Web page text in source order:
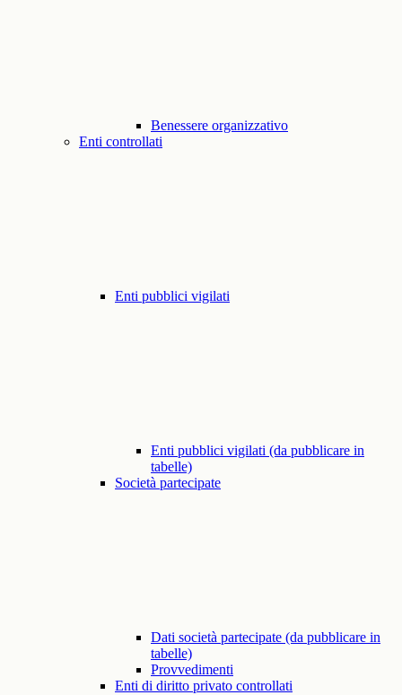
Benessere organizzativo
Enti controllati
Enti pubblici vigilati
Enti pubblici vigilati (da pubblicare in
tabelle)
Società partecipate
Dati società partecipate (da pubblicare in
tabelle)
Provvedimenti
Enti di diritto privato controllati